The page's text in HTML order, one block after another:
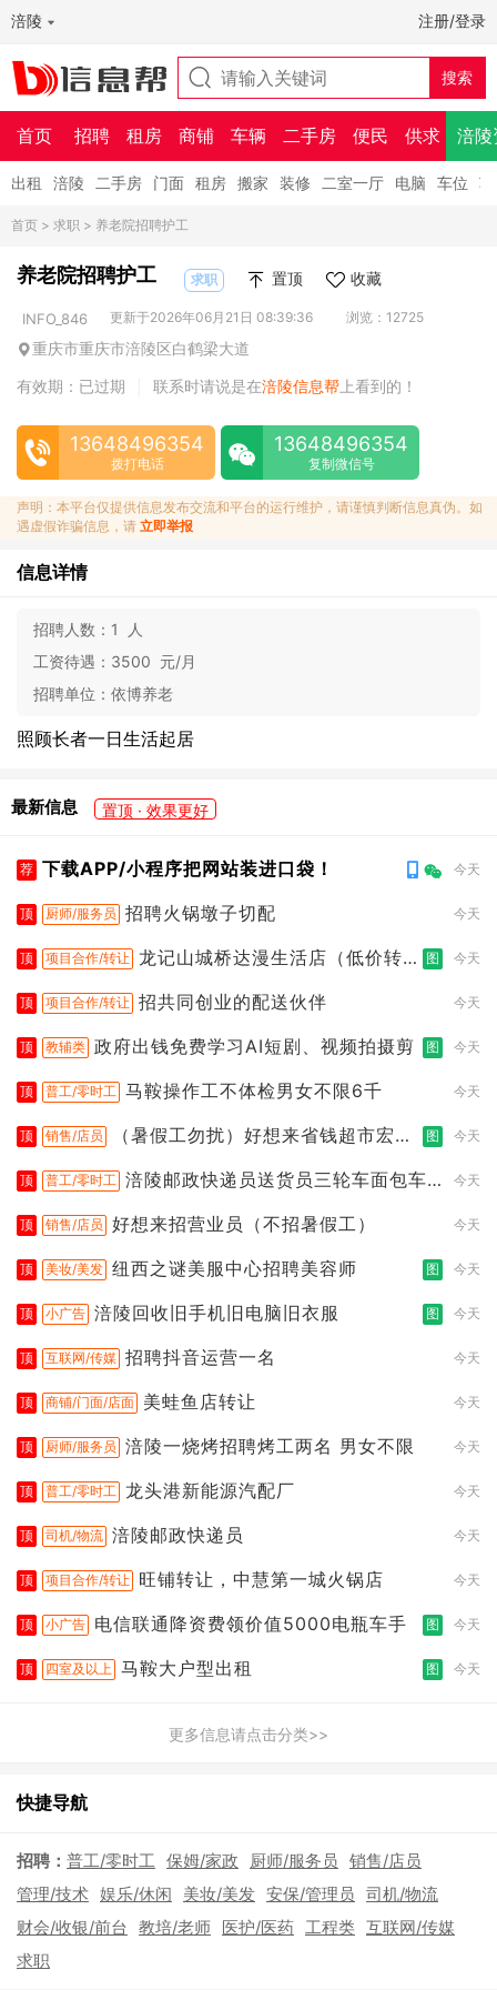
涪陵 注册/登录
首页 招聘 租房 商铺 车辆 二手房 便民 供求 涪陵
出租 涪陵 二手房 门面 租房 搬家 装修 二室一厅 电脑 车位
首页 > 求职 > 养老院招聘护工
养老院招聘护工 求职 置顶 收藏
INFO_846 更新于2026年06月21日 08:39:36 浏览：12725
重庆市重庆市涪陵区白鹤梁大道
有效期：已过期
联系时请说是在涪陵信息帮 上看到的！
13648496354
拨打电话
13648496354
复制微信号
声明：本平台仅提供信息发布交流和平台的运行维护，请谨慎判断信息真伪。如
遇虚假诈骗信息，请 立即举报
信息详情
招聘人数： 1 人
工资待遇： 3500 元/月
招聘单位： 依博养老
照顾长者一日生活起居
最新信息 置顶 · 效果更好
荐 下载APP/小程序把网站装进口袋！ 今天
顶 厨师/服务员 招聘火锅墩子切配 今天
顶 项目合作/转让 龙记山城桥达漫生活店（低价转
图 今天
顶 项目合作/转让 招共同创业的配送伙伴 今天
顶 教辅类 政府出钱免费学习AI短剧、视频拍摄剪 图 今天
顶 普工/零时工 马鞍操作工不体检男女不限6千 今天
顶 销售/店员
（暑假工勿扰）好想来省钱超市宏声
图 今天
顶 普工/零时工 涪陵邮政快递员送货员三轮车面包车
今天
顶 销售/店员 好想来招营业员（不招暑假工） 今天
顶 美妆/美发 纽西之谜美服中心招聘美容师 图 今天
顶 小广告 涪陵回收旧手机旧电脑旧衣服 图 今天
顶 互联网/传媒 招聘抖音运营一名 今天
顶 商铺/门面/店面 美蛙鱼店转让 今天
顶 厨师/服务员 涪陵一烧烤招聘烤工两名 男女不限 今天
顶 普工/零时工 龙头港新能源汽配厂 今天
顶 司机/物流 涪陵邮政快递员 今天
顶 项目合作/转让 旺铺转让，中慧第一城火锅店 今天
顶 小广告 电信联通降资费领价值5000电瓶车手 图 今天
顶 四室及以上 马鞍大户型出租 图 今天
更多信息请点击分类>>
快捷导航
招聘： 普工/零时工 保姆/家政 厨师/服务员 销售/店员
管理/技术 娱乐/休闲 美妆/美发 安保/管理员 司机/物流
财会/收银/前台 教培/老师 医护/医药 工程类 互联网/传媒
求职